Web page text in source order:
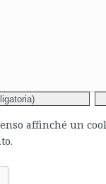
affinché un